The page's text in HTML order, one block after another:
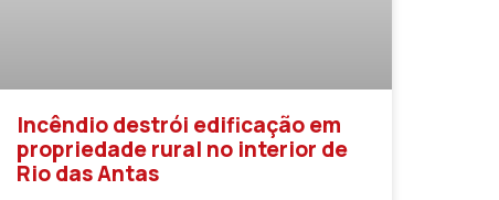
Incêndio destrói edificação em
propriedade rural no interior de
Rio das Antas